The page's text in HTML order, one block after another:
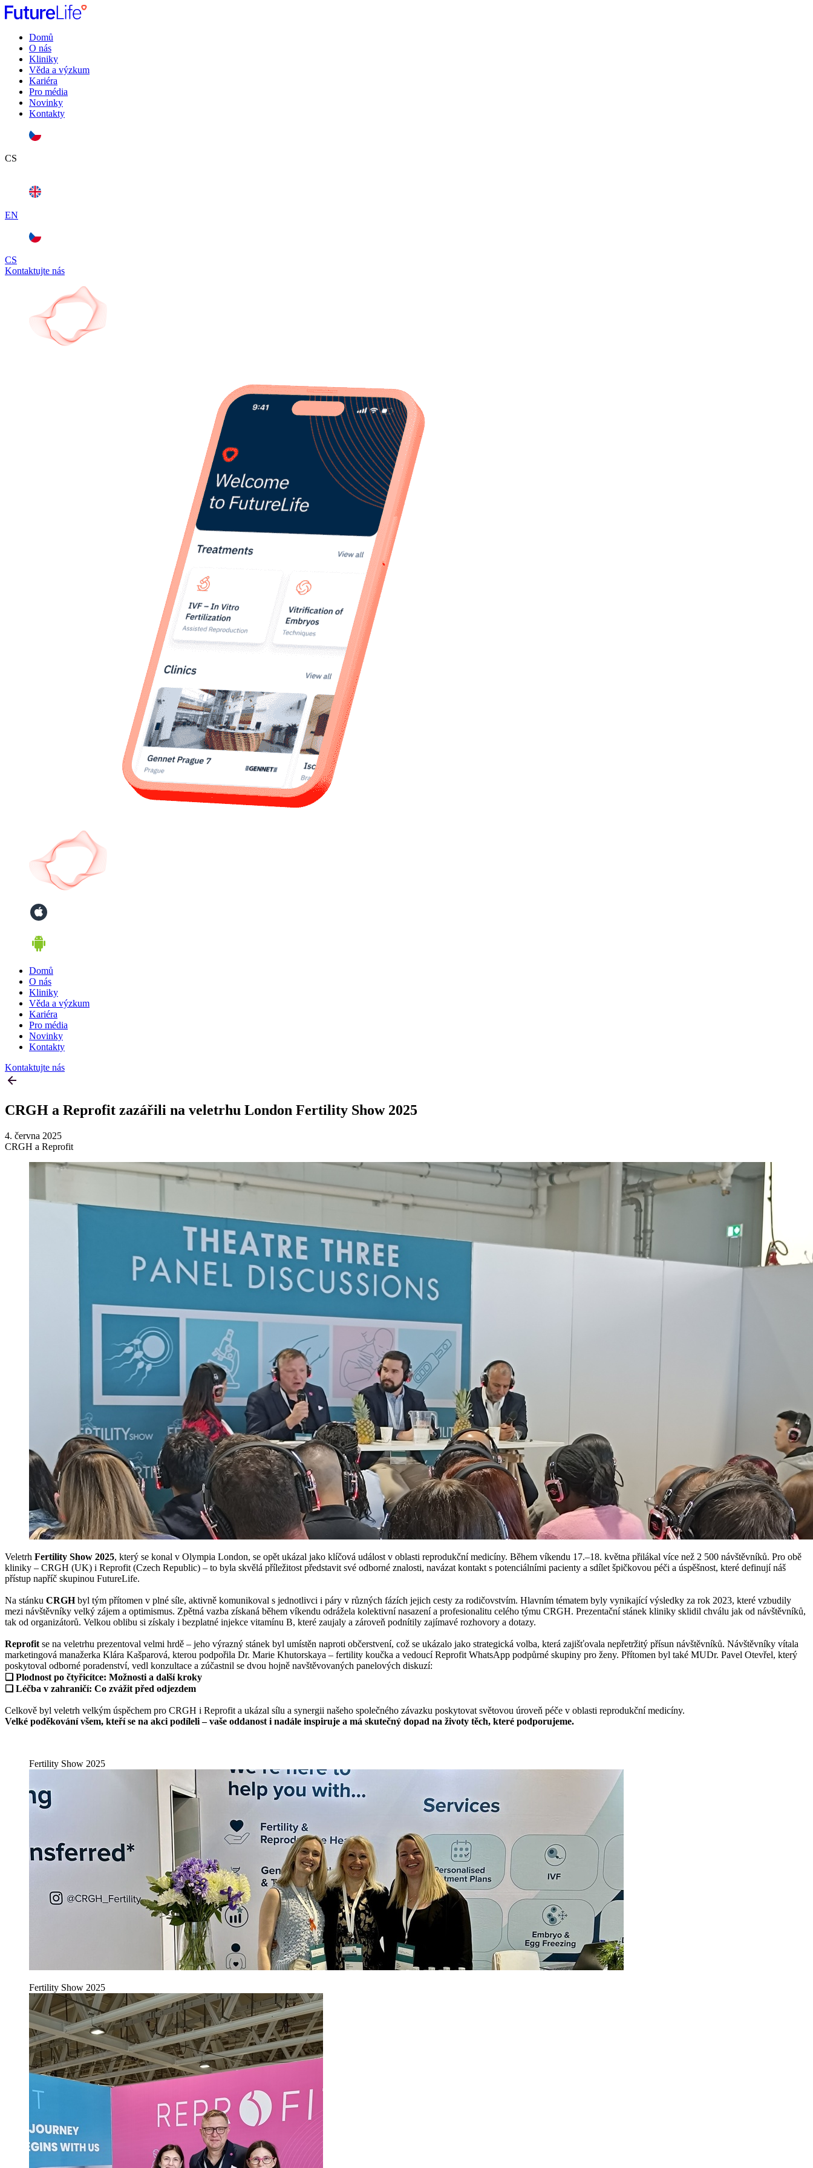
Domů
O nás
Kliniky
Věda a výzkum
Kariéra
Pro média
Novinky
Kontakty
CS
EN
CS
Kontaktujte nás
Domů
O nás
Kliniky
Věda a výzkum
Kariéra
Pro média
Novinky
Kontakty
Kontaktujte nás
CRGH a Reprofit zazářili na veletrhu London Fertility Show 2025
4. června 2025
CRGH a Reprofit
Veletrh Fertility Show 2025, který se konal v Olympia London, se opět ukázal jako klíčová událost v oblasti reprodukční medicíny. Během víkendu 17.–18. května přilákal více než 2 500 návštěvníků. Pro obě
kliniky – CRGH (UK) i Reprofit (Czech Republic) – to byla skvělá příležitost představit své odborné znalosti, navázat kontakt s potenciálními pacienty a sdílet špičkovou péči a úspěšnost, které definují náš
přístup napříč skupinou FutureLife.
Na stánku CRGHbyl tým přítomen v plné síle, aktivně komunikoval s jednotlivci i páry v různých fázích jejich cesty za rodičovstvím. Hlavním tématem byly vynikající výsledky za rok 2023, které vzbudily
mezi návštěvníky velký zájem a optimismus. Zpětná vazba získaná během víkendu odrážela kolektivní nasazení a profesionalitu celého týmu CRGH. Prezentační stánek kliniky sklidil chválu jak od návštěvníků,
tak od organizátorů. Velkou oblibu si získaly i bezplatné injekce vitamínu B, které zaujaly a zároveň podnítily zajímavé rozhovory a dotazy.
Reprofit se na veletrhu prezentoval velmi hrdě – jeho výrazný stánek byl umístěn naproti občerstvení, což se ukázalo jako strategická volba, která zajišťovala nepřetržitý přísun návštěvníků. Návštěvníky vítala
marketingová manažerka Klára Kašparová, kterou podpořila Dr. Marie Khutorskaya – fertility koučka a vedoucí Reprofit WhatsApp podpůrné skupiny pro ženy. Přítomen byl také MUDr. Pavel Otevřel, který
poskytoval odborné poradenství, vedl konzultace a zúčastnil se dvou hojně navštěvovaných panelových diskuzí:
❑ Plodnost po čtyřicítce: Možnosti a další kroky
❑ Léčba v zahraničí: Co zvážit před odjezdem
Celkově byl veletrh velkým úspěchem pro CRGH i Reprofit a ukázal sílu a synergii našeho společného závazku poskytovat světovou úroveň péče v oblasti reprodukční medicíny.
Velké poděkování všem, kteří se na akci podíleli – vaše oddanost i nadále inspiruje a má skutečný dopad na životy těch, které podporujeme.
Fertility Show 2025
Fertility Show 2025